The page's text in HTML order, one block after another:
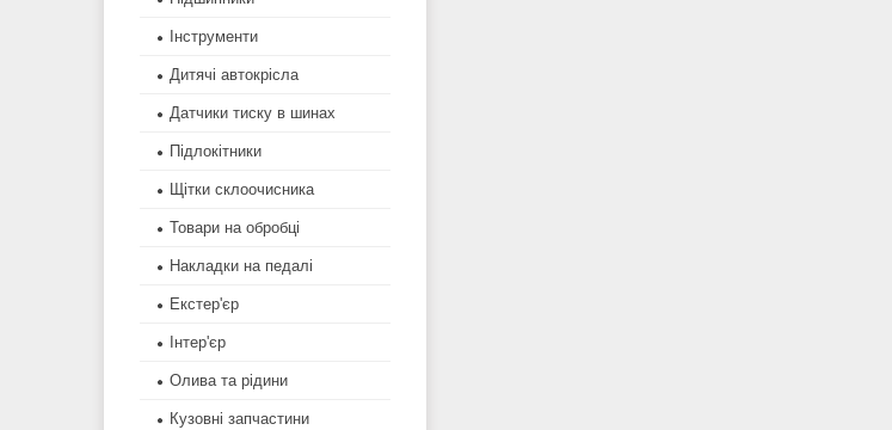
Інструменти
Дитячі автокрісла
Датчики тиску в шинах
Підлокітники
Щітки склоочисника
Товари на обробці
Накладки на педалі
Екстер'єр
Інтер'єр
Олива та рідини
Кузовні запчастини